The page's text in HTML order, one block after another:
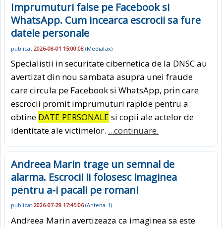
Imprumuturi false pe Facebook si
WhatsApp. Cum incearca escrocii sa fure
datele personale
publicat 2026-08-01 15:00:08 (Mediafax)
Specialistii in securitate cibernetica de la DNSC au
avertizat din nou sambata asupra unei fraude
care circula pe Facebook si WhatsApp, prin care
escrocii promit imprumuturi rapide pentru a
obtine DATE PERSONALE si copii ale actelor de
identitate ale victimelor. ...continuare.
Andreea Marin trage un semnal de
alarma. Escrocii ii folosesc imaginea
pentru a-i pacali pe romani
publicat 2026-07-29 17:45:06(Antena-1)
Andreea Marin avertizeaza ca imaginea sa este